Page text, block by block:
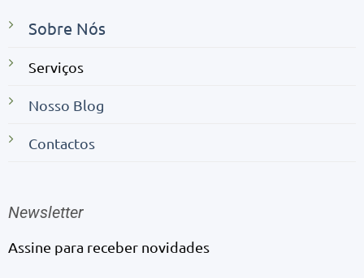
Sobre Nós
Serviços
Nosso Blog
Contactos
Newsletter
Assine para receber novidades